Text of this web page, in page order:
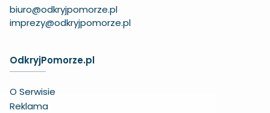
biuro@odkryjpomorze.pl
imprezy@odkryjpomorze.pl
OdkryjPomorze.pl
O Serwisie
Reklama